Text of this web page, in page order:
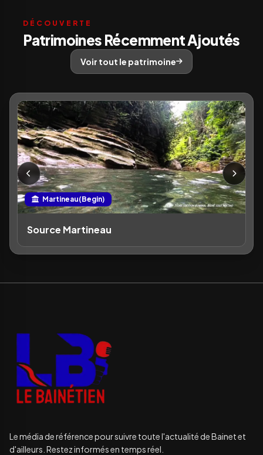
DÉCOUVERTE
Patrimoines Récemment Ajoutés
Voir tout le patrimoine
Martineau(Begin)
Source Martineau
Le média de référence pour suivre toute l'actualité de Bainet et
d'ailleurs. Restez informés en temps réel.